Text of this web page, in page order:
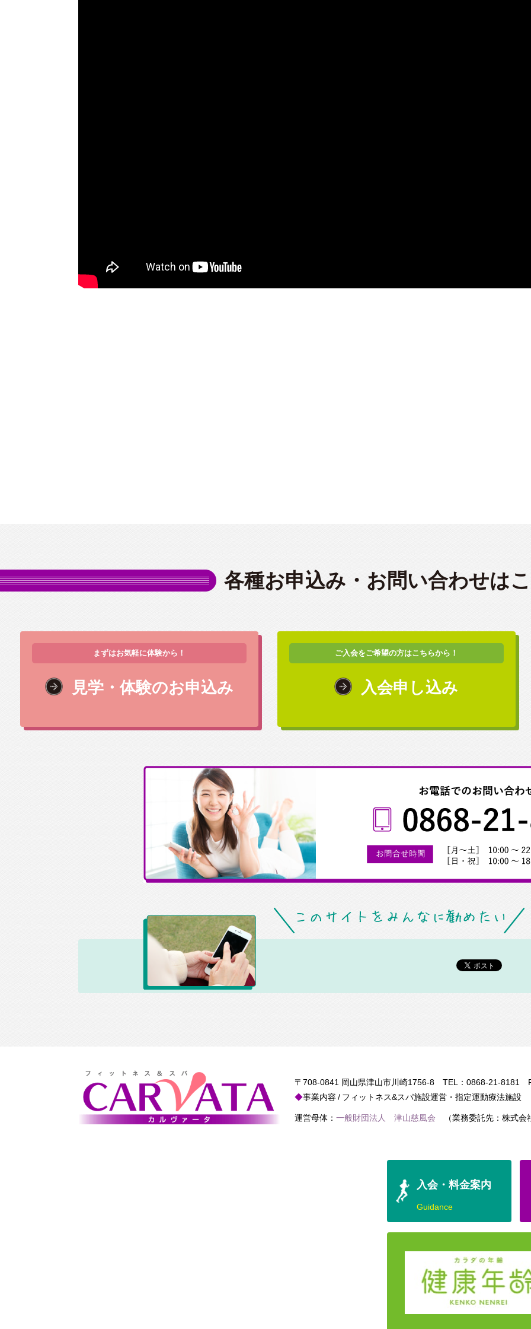
各種お申込み・ お問い合わせは
まずはお気軽に体験から！
見学・体験のお申込み
ご入会をご希望の方はこちらから！
入会申し込み
〒708-0841 岡山県津山市川崎1756-8 TEL： 0868-21-8181
事業内容
フィットネス&スパ施設運営・指定運動療法施設
運営母体： 一般財団法人 津山慈風会 （業務委託先：株式会
入会・料金案内
Guidance